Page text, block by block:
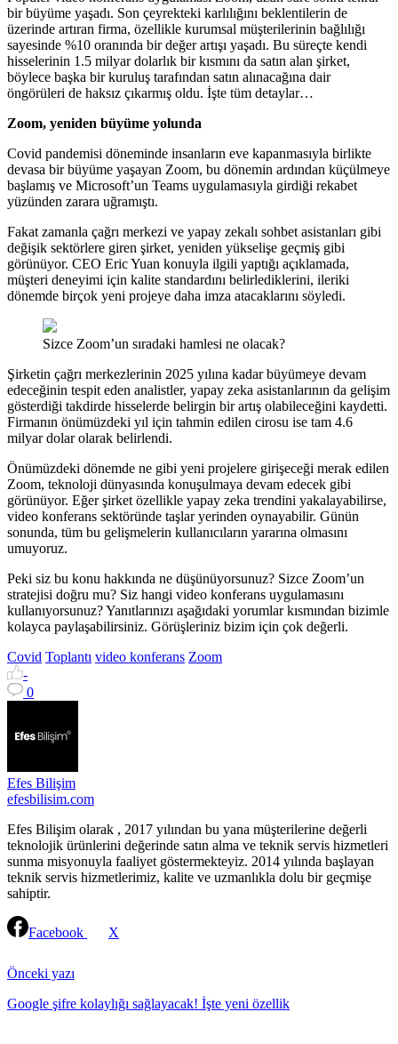
bir büyüme yaşadı. Son çeyrekteki karlılığını beklentilerin de
üzerinde artıran firma, özellikle kurumsal müşterilerinin bağlılığı
sayesinde %10 oranında bir değer artışı yaşadı. Bu süreçte kendi
hisselerinin 1.5 milyar dolarlık bir kısmını da satın alan şirket,
böylece başka bir kuruluş tarafından satın alınacağına dair
öngörüleri de haksız çıkarmış oldu. İşte tüm detaylar…
Zoom, yeniden büyüme yolunda
Covid pandemisi döneminde insanların eve kapanmasıyla birlikte
devasa bir büyüme yaşayan Zoom, bu dönemin ardından küçülmeye
başlamış ve Microsoft’un Teams uygulamasıyla girdiği rekabet
yüzünden zarara uğramıştı.
Fakat zamanla çağrı merkezi ve yapay zekalı sohbet asistanları gibi
değişik sektörlere giren şirket, yeniden yükselişe geçmiş gibi
görünüyor. CEO Eric Yuan konuyla ilgili yaptığı açıklamada,
müşteri deneyimi için kalite standardını belirlediklerini, ileriki
dönemde birçok yeni projeye daha imza atacaklarını söyledi.
Sizce Zoom’un sıradaki hamlesi ne olacak?
Şirketin çağrı merkezlerinin 2025 yılına kadar büyümeye devam
edeceğinin tespit eden analistler, yapay zeka asistanlarının da gelişim
gösterdiği takdirde hisselerde belirgin bir artış olabileceğini kaydetti.
Firmanın önümüzdeki yıl için tahmin edilen cirosu ise tam 4.6
milyar dolar olarak belirlendi.
Önümüzdeki dönemde ne gibi yeni projelere girişeceği merak edilen
Zoom, teknoloji dünyasında konuşulmaya devam edecek gibi
görünüyor. Eğer şirket özellikle yapay zeka trendini yakalayabilirse,
video konferans sektöründe taşlar yerinden oynayabilir. Günün
sonunda, tüm bu gelişmelerin kullanıcıların yararına olmasını
umuyoruz.
Peki siz bu konu hakkında ne düşünüyorsunuz? Sizce Zoom’un
stratejisi doğru mu? Siz hangi video konferans uygulamasını
kullanıyorsunuz? Yanıtlarınızı aşağıdaki yorumlar kısmından bizimle
kolayca paylaşabilirsiniz. Görüşleriniz bizim için çok değerli.
Covid Toplantı video konferans Zoom
-
0
Efes Bilişim
efesbilisim.com
Efes Bilişim olarak , 2017 yılından bu yana müşterilerine değerli
teknolojik ürünlerini değerinde satın alma ve teknik servis hizmetleri
sunma misyonuyla faaliyet göstermekteyiz. 2014 yılında başlayan
teknik servis hizmetlerimiz, kalite ve uzmanlıkla dolu bir geçmişe
sahiptir.
Facebook X
Reading
Önceki yazı
Google şifre kolaylığı sağlayacak! İşte yeni özellik